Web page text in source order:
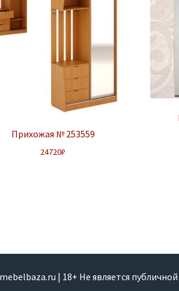
Прихожая № 253559
24720₽
| 18+ Не является